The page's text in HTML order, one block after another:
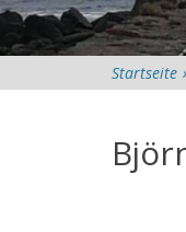
Startseite